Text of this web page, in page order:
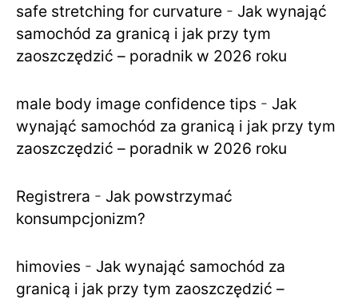
safe stretching for curvature - Jak wynająć
samochód za granicą i jak przy tym
zaoszczędzić – poradnik w 2026 roku
male body image confidence tips - Jak
wynająć samochód za granicą i jak przy tym
zaoszczędzić – poradnik w 2026 roku
Registrera - Jak powstrzymać
konsumpcjonizm?
himovies - Jak wynająć samochód za
granicą i jak przy tym zaoszczędzić –